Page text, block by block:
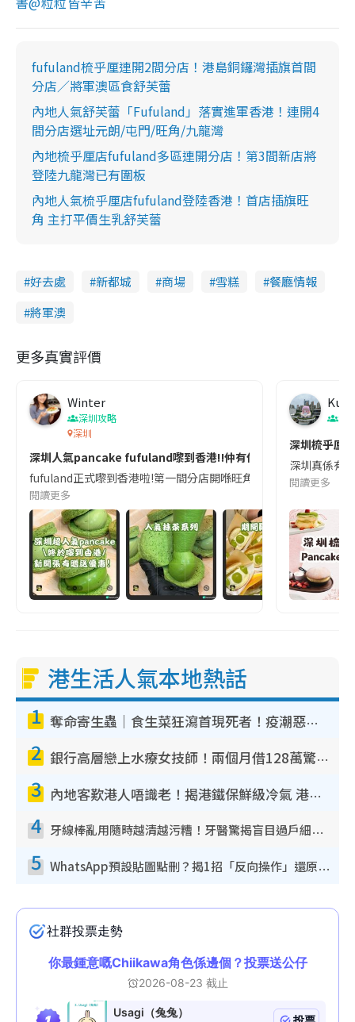
fufuland梳乎厘連開2間分店！港島銅鑼灣插旗首間
分店／將軍澳區食舒芙蕾
內地人氣舒芙蕾「Fufuland」落實進軍香港！連開4
間分店選址元朗/屯門/旺角/九龍灣
內地梳乎厘店fufuland多區連開分店！第3間新店將
登陸九龍灣已有圍板
內地人氣梳乎厘店fufuland登陸香港！首店插旗旺
角 主打平價生乳舒芙蕾
好去處 新都城 商場 雪糕
餐廳情報
將軍澳
更多真實評價
Winter
深圳攻略
深圳
深圳人氣pancake fufuland嚟到香港‼️仲有優惠‼️
fufuland正式嚟到香港啦!第一間分店開喺旺角朗豪坊,以後想食｢
閱讀更多
深
深圳梳乎厘
深圳真係有
閱讀更多
港生活人氣本地熱話
1 奪命寄生蟲｜食生菜狂瀉首現死者！疫潮惡化錄1.8萬宗病例 揭洗菜3大謬誤
2 銀行高層戀上水療女技師！兩個月借128萬驚覺「沉船」沉落火海 揭背後疑似邪教操控賣淫
3 內地客歎港人唔識老！揭港鐵保鮮級冷氣 港人求放過：咪投訴
4 牙線棒亂用隨時越清越污糟！牙醫驚揭盲目過戶細菌恐致蛀牙：呢種先係日常真保養
5 WhatsApp預設貼圖點刪？揭1招「反向操作」還原簡潔介面 附3步實測教學